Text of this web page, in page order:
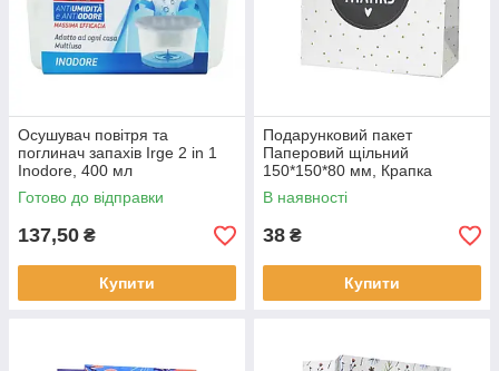
Осушувач повітря та
поглинач запахів Irge 2 in 1
Inodore, 400 мл
Готово до відправки
137,50 ₴
Купити
Подарунковий пакет
Паперовий щільний
150*150*80 мм, Крапка
В наявності
38 ₴
Купити